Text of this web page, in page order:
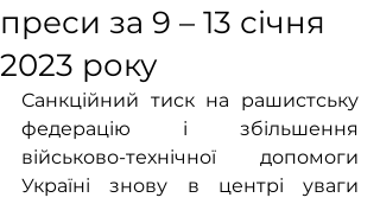
преси за 9 – 13 січня
2023 року
Санкційний тиск на рашистську
федерацію і збільшення
військово-технічної допомоги
Україні знову в центрі уваги